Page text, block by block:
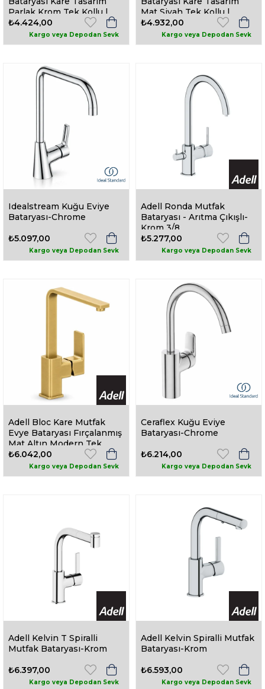
Parlak Krom Tek Kollu |
15942331
₺4.424,00
Mat Siyah Tek Kollu |
159423324
₺4.932,00
Idealstream Kuğu Eviye
Bataryası-Chrome
₺5.097,00
Adell Ronda Mutfak
Bataryası - Arıtma Çıkışlı-
Krom 3/8
₺5.277,00
Adell Bloc Kare Mutfak
Evye Bataryası Fırçalanmış
Mat Altın Modern Tek
Kollu | 159423318
₺6.042,00
Ceraflex Kuğu Eviye
Bataryası-Chrome
₺6.214,00
Adell Kelvin T Spiralli
Mutfak Bataryası-Krom
₺6.397,00
Adell Kelvin Spiralli Mutfak
Bataryası-Krom
₺6.593,00